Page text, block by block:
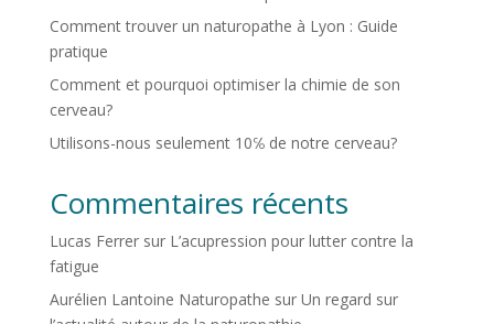
Comment trouver un naturopathe à Lyon : Guide
pratique
Comment et pourquoi optimiser la chimie de son
cerveau?
Utilisons-nous seulement 10℅ de notre cerveau?
Commentaires récents
Lucas Ferrersur L’acupression pour lutter contre la
fatigue
Aurélien Lantoine Naturopathe sur Un regard sur